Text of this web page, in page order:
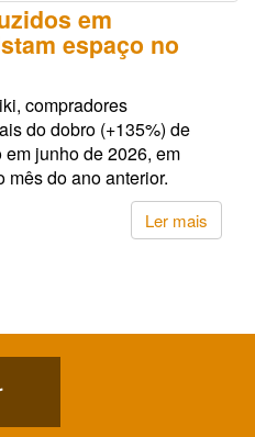
em
espaço no
compradores
do dobro (+135%) de
junho de 2026, em
mês do ano anterior.
Ler mais